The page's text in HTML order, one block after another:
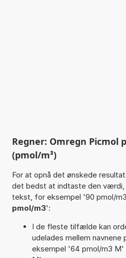
Regner: Omregn Picmol
(pmol/m³)
For at opnå det ønskede
det bedst at indtaste den værdi,
tekst, for eksempel '90 pmol/
pmol/m3':
I de fleste tilfælde kan
udelades mellem navnene
eksempel '64 pmol/m3